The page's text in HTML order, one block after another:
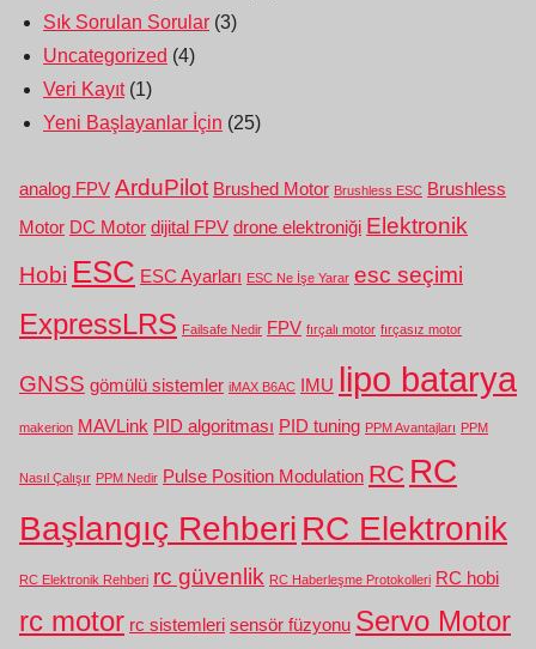
Sık Sorulan Sorular (3)
Uncategorized (4)
Veri Kayıt(1)
Yeni Başlayanlar İçin (25)
analog FPV ArduPilot Brushed Motor Brushless ESC Brushless
Motor DC Motor dijital FPV drone elektroniği Elektronik
Hobi ESC ESC Ayarları ESC Ne İşe Yarar esc seçimi
ExpressLRS Failsafe Nedir FPV fırçalı motor fırçasız motor
GNSS gömülü sistemler iMAX B6AC IMU lipo batarya
makerion MAVLink PID algoritması PID tuning PPM Avantajları PPM
Nasıl Çalışır PPM Nedir Pulse Position Modulation RC RC
Başlangıç Rehberi RC Elektronik
RC Elektronik Rehberi rc güvenlik RC Haberleşme Protokolleri RC hobi
rc motor rc sistemleri sensör füzyonu Servo Motor